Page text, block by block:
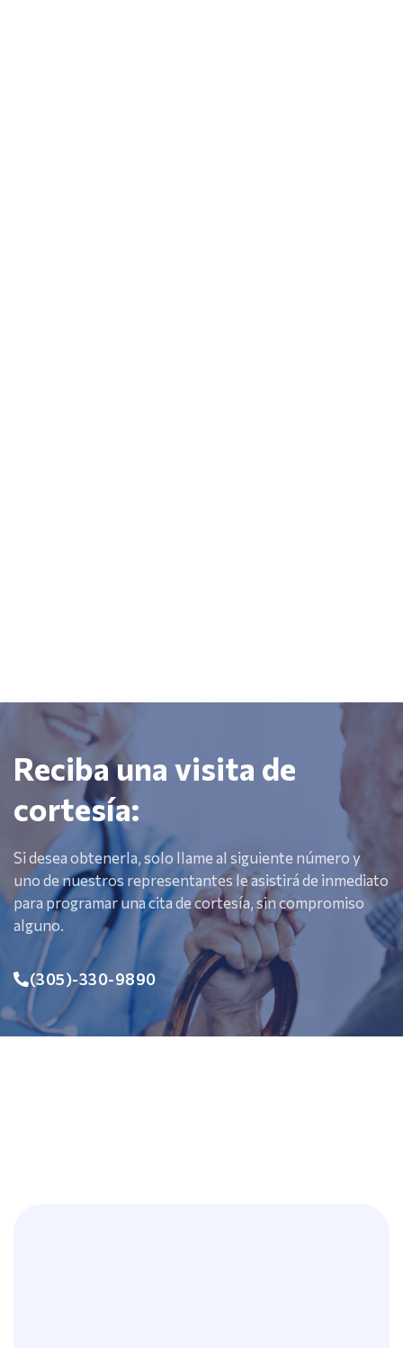
Reciba una visita de
cortesía:
Si desea obtenerla, solo llame al siguiente número y
uno de nuestros representantes le asistirá de inmediato
para programar una cita de cortesía, sin compromiso
alguno.
(305)-330-9890